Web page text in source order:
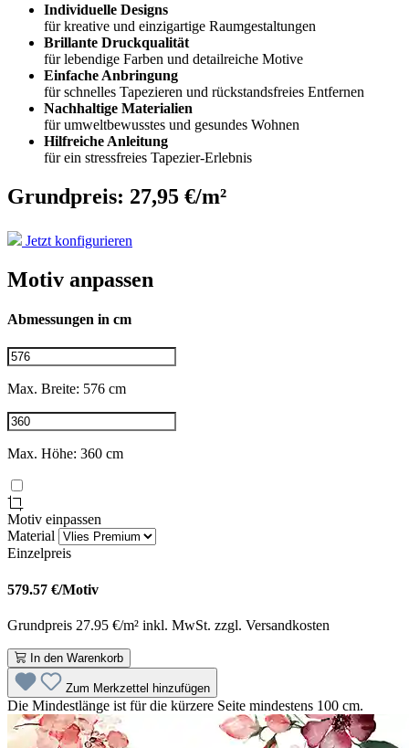
Individuelle Designs
für kreative und einzigartige Raumgestaltungen
Brillante Druckqualität
für lebendige Farben und detailreiche Motive
Einfache Anbringung
für schnelles Tapezieren und rückstandsfreies Entfernen
Nachhaltige Materialien
für umweltbewusstes und gesundes Wohnen
Hilfreiche Anleitung
für ein stressfreies Tapezier-Erlebnis
Grundpreis: 27,95 €/m²
Jetzt konfigurieren
Motiv anpassen
Abmessungen in cm
Max. Breite: 576 cm
Max. Höhe: 360 cm
Motiv einpassen
Material
Einzelpreis
579.57 €/Motiv
Grundpreis 27.95 €/m² inkl. MwSt. zzgl. Versandkosten
In den Warenkorb
Zum Merkzettel hinzufügen
Die Mindestlänge ist für die kürzere Seite mindestens 100 cm.